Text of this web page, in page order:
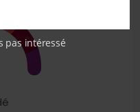
pas intéressé